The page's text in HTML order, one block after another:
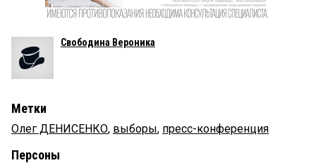
Свободина Вероника
Метки
Олег ДЕНИСЕНКО, выборы, пресс-конференция
Персоны